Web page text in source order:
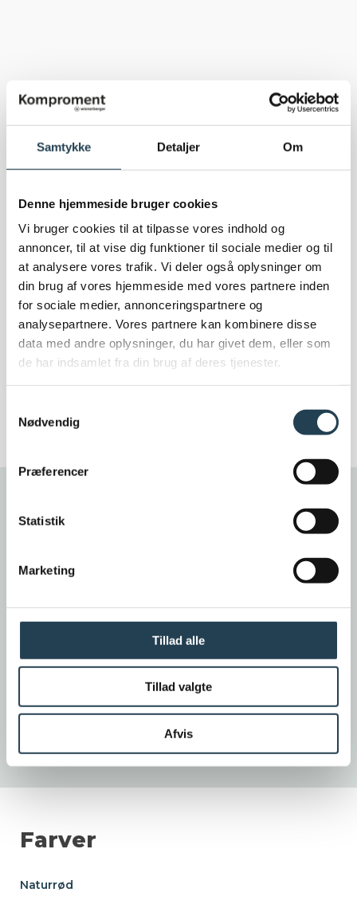
Samtykke Detaljer Om
Denne hjemmeside bruger cookies
Vi bruger cookies til at tilpasse vores indhold og
annoncer, til at vise dig funktioner til sociale medier og til
at analysere vores trafik. Vi deler også oplysninger om
din brug af vores hjemmeside med vores partnere inden
for sociale medier, annonceringspartnere og
analysepartnere. Vores partnere kan kombinere disse
data med andre oplysninger, du har givet dem, eller som
de har indsamlet fra din brug af deres tjenester.
Nødvendig
Præferencer
Statistik
Marketing
Tillad alle
Tillad valgte
Afvis
NATURRØD
Cavus 13
Cavus 13 tagstenen er en dyb falstagsten, som
ligner de gamle kendte tagsten. Udover at
bevare bygningernes visuelle fremtoning giver
Cavus 13 tagstenen et smukt vingestens-agtigt
resultat med optimalt lys- og skyggespil på taget,
som gør det muligt at bevare det tiltænkte
Farver
Naturrød